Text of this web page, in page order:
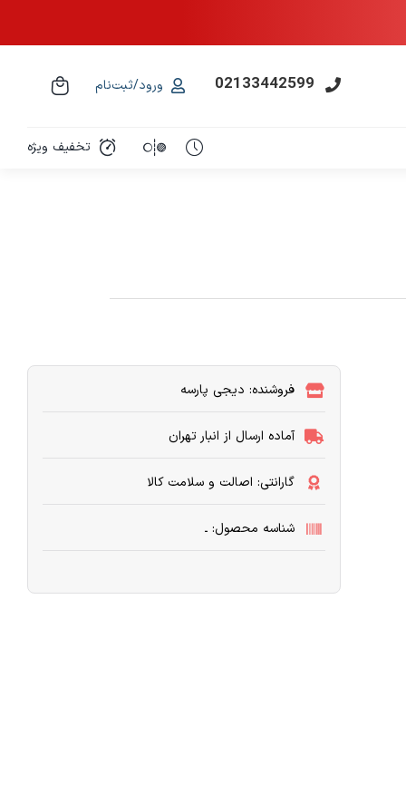
02133442599 ورود/ثبت‌نام
تخفیف ویژه
فروشنده: دیجی پارسه
آماده ارسال از انبار تهران
گارانتی: اصالت و سلامت کالا
شناسه محصول: ـ